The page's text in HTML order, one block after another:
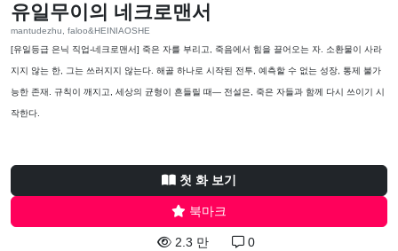
유일무이의 네크로맨서
mantudezhu, faloo&HEINIAOSHE
[유일등급 은닉 직업-네크로맨서] 죽은 자를 부리고, 죽음에서 힘을 끌어오는 자. 소환물이 사라
지지 않는 한, 그는 쓰러지지 않는다. 해골 하나로 시작된 전투, 예측할 수 없는 성장, 통제 불가
능한 존재. 규칙이 깨지고, 세상의 균형이 흔들릴 때— 전설은, 죽은 자들과 함께 다시 쓰이기 시
작한다.
첫 화 보기
북마크
2.3 만 0